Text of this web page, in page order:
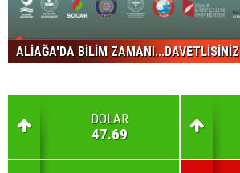
ALİAĞA'DA BİLİM ZAMANI...DAVETLİSİNİZ
DOLAR
47.69